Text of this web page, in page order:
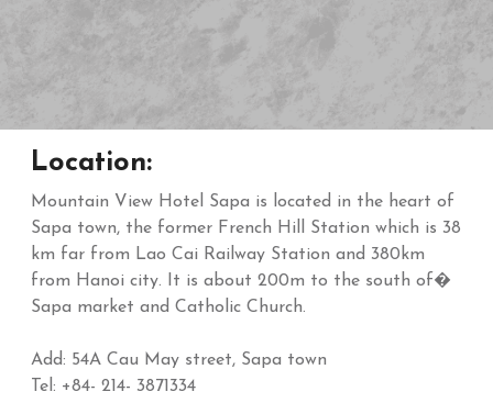
Location:
Mountain View Hotel Sapa is located in the heart of
Sapa town, the former French Hill Station which is 38
km far from Lao Cai Railway Station and 380km
from Hanoi city. It is about 200m to the south of�
Sapa market and Catholic Church.
Add: 54A Cau May street, Sapa town
Tel: +84- 214- 3871334